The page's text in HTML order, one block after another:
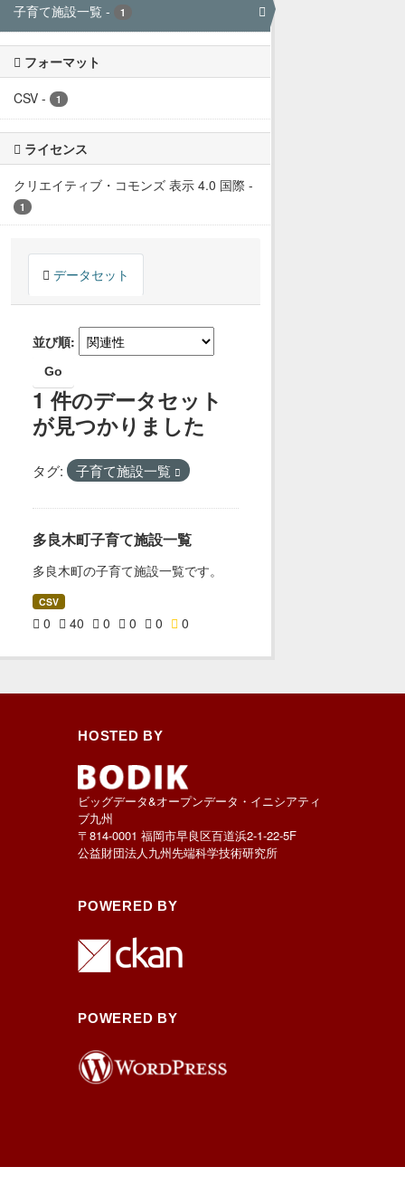
子育て施設一覧 - 1
フォーマット
CSV - 1
ライセンス
クリエイティブ・コモンズ 表示 4.0 国際 -
1
データセット
並び順
Go
1 件のデータセット
が見つかりました
タグ: 子育て施設一覧
多良木町子育て施設一覧
多良木町の子育て施設一覧です。
CSV
0 40 0 0 0 0
HOSTED BY
ビッグデータ&オープンデータ・イニシアティ
ブ九州
〒814-0001 福岡市早良区百道浜2-1-22-5F
公益財団法人九州先端科学技術研究所
POWERED BY
POWERED BY